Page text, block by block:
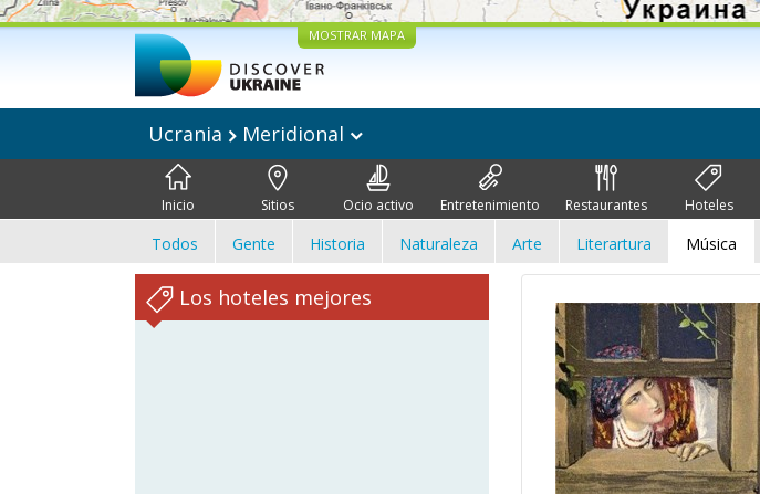
MOSTRAR MAPA
Ucrania Meridional
Inicio Sitios Ocio activo Entretenimiento Restaurantes Hoteles
Todos Gente Historia Naturaleza Arte Literartura Música
Los hoteles mejores